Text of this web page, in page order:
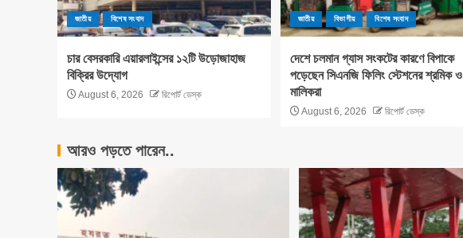
জাতীয় বিশেষ সংবাদ
চার বেসরকারি এয়ারলাইন্সের ১২টি উড়োজাহাজ
বিক্রির উদ্যোগ
August 6, 2026 রিপোর্ট ডেস্ক
জাতীয় বিভাগীয় বিশেষ সংবাদ
দেশে চলমান গ্যাস সংকটের কারণে বিপাকে
পড়েছেন সিএনজি ফিলিং স্টেশনের শ্রমিক ও
মালিকরা
August 6, 2026 রিপোর্ট ডেস্ক
আরও পড়তে পারেন..